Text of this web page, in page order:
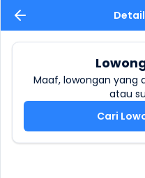
Maaf, lowongan yang
atau
Cari